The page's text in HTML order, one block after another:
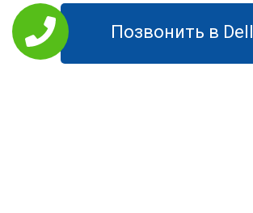
Позвонить в Dell